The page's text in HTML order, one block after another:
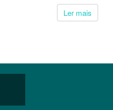
Ler mais